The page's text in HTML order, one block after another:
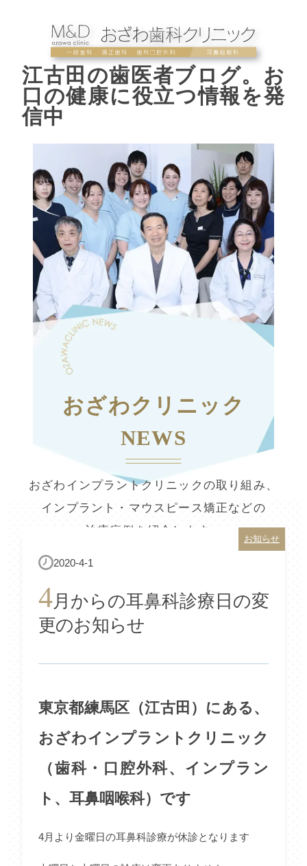
江古田の歯医者ブログ。お
口の健康に役立つ情報を発
信中
おざわクリニック
NEWS
おざわインプラントクリニックの取り組み、
インプラント・マウスピース矯正などの
治療症例を紹介します。
お知らせ
2020-4-1
4月からの耳鼻科診療日の変
更のお知らせ
東京都練馬区（江古田）にある、
おざわインプラントクリニック
（歯科・口腔外科、インプラン
ト、耳鼻咽喉科）です
4月より金曜日の耳鼻科診療が休診となります